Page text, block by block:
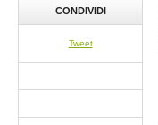
CONDIVIDI
Tweet